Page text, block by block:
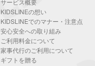
サービス概要
KIDSLINEの想い
KIDSLINEでのマナー・注意点
安心安全への取り組み
ご利用料金について
家事代行のご利用について
ギフトを贈る